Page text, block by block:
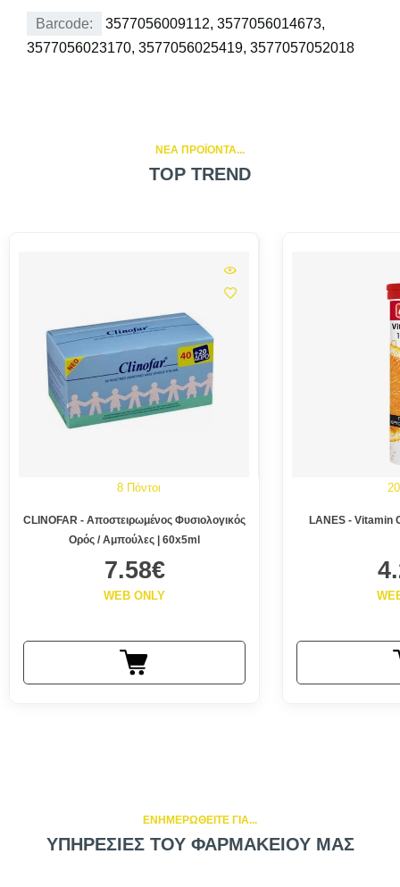
Barcode:
3577056009112, 3577056014673,
3577056023170, 3577056025419, 3577057052018
NEA ΠΡΟΪΟΝΤΑ...
TOP TREND
8 Πόντοι
CLINOFAR - Αποστειρωμένος Φυσιολογικός
Ορός / Aμπούλες | 60x5ml
7.58€
WEB ONLY
LANES -
ΕΝΗΜΕΡΩΘΕΙΤΕ ΓΙΑ...
ΥΠΗΡΕΣΙΕΣ ΤΟΥ ΦΑΡΜΑΚΕΙΟΥ ΜΑΣ